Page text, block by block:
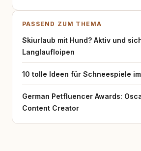
PASSEND ZUM THEMA
Skiurlaub mit Hund? Aktiv und
Langlaufloipen
10 tolle Ideen für Schneespiele
German Petfluencer Awards:
Content Creator